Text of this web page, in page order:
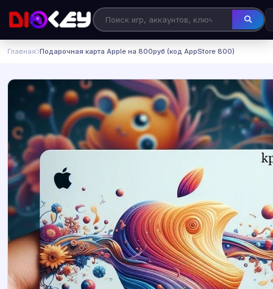
Главная Подарочная карта Apple на 800руб (код AppStore 800)